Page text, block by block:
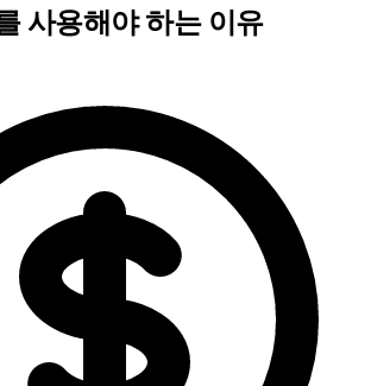
사용해야 하는 이유